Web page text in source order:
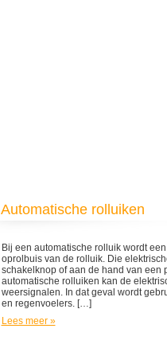
Automatische rolluiken
Bij een automatische rolluik wordt
oprolbuis van de rolluik. Die
schakelknop of aan de hand van een
automatische rolluiken kan de
weersignalen. In dat geval wordt
en regenvoelers. […]
Lees meer »